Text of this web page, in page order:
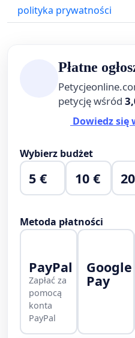
polityka prywatności
Płatne
petycję wśród
Dowiedz się
Wybierz budżet
5 € 10 €
Metoda płatności
PayPal
Zapłać za
pomocą
konta
PayPal
Google
Pay